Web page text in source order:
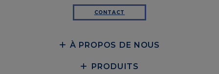
CONTACT
À PROPOS DE NOUS
PRODUITS